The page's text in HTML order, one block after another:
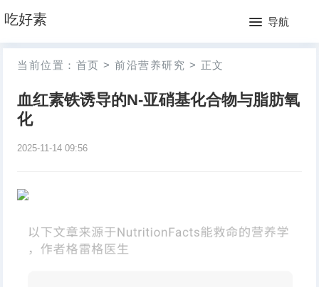
吃好素 导航
网
站
月
当前位置： 首页 > 前沿营养研究 > 正文
血红素铁诱导的N-亚硝基化合物与脂肪氧
化
2025-11-14 09:56